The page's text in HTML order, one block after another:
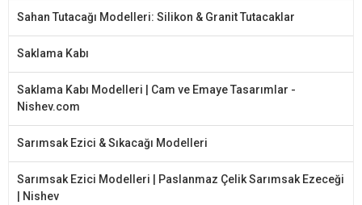
Sahan Tutacağı Modelleri: Silikon & Granit Tutacaklar
Saklama Kabı
Saklama Kabı Modelleri | Cam ve Emaye Tasarımlar -
Nishev.com
Sarımsak Ezici & Sıkacağı Modelleri
Sarımsak Ezici Modelleri | Paslanmaz Çelik Sarımsak Ezeceği
| Nishev